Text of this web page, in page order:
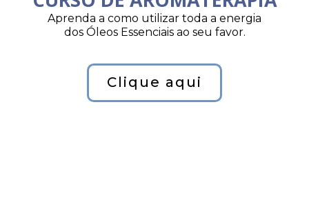
Aprenda a como utilizar toda a energia
dos Óleos Essenciais ao seu favor.
Clique aqui